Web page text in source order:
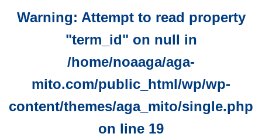
Warning: Attempt to read property
"term_id" on null in
/home/noaaga/aga-
mito.com/public_html/wp/wp-
content/themes/aga_mito/single.php
on line 19